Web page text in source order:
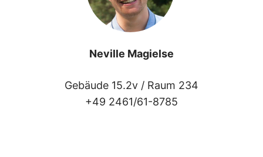
Neville Magielse
Gebäude 15.2v / Raum 234
+49 2461/61-8785